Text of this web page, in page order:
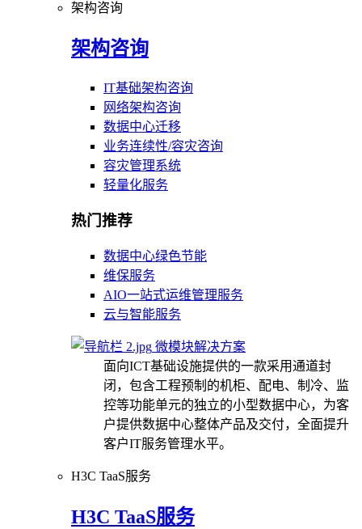
架构咨询
架构咨询
IT基础架构咨询
网络架构咨询
数据中心迁移
业务连续性/容灾咨询
容灾管理系统
轻量化服务
热门推荐
数据中心绿色节能
维保服务
AIO一站式运维管理服务
云与智能服务
微模块解决方案
面向ICT基础设施提供的一款采用通道封
闭，包含工程预制的机柜、配电、制冷、监
控等功能单元的独立的小型数据中心，为客
户提供数据中心整体产品及交付，全面提升
客户IT服务管理水平。
H3C TaaS服务
H3C TaaS服务